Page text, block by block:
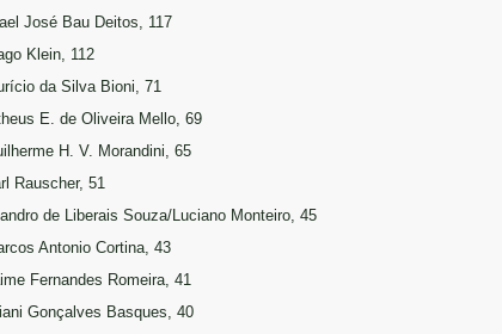
José Bau Deitos, 117
Klein, 112
da Silva Bioni, 71
E. de Oliveira Mello, 69
H. V. Morandini, 65
Rauscher, 51
de Liberais Souza/Luciano Monteiro, 45
Antonio Cortina, 43
Fernandes Romeira, 41
Gonçalves Basques, 40